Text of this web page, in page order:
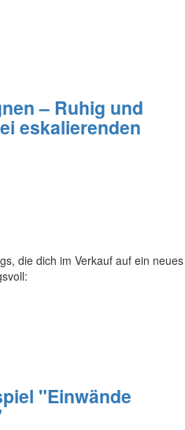
– Ruhig und
eskalierenden
die dich im Verkauf auf ein neues
"Einwände